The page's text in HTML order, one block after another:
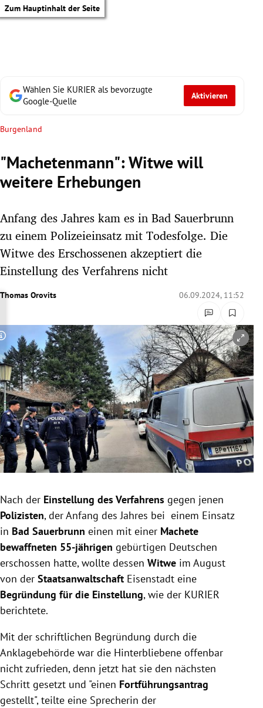
Zum Hauptinhalt der Seite
Untermenü
Untermenü
Untermenü
Untermenü
Untermenü
Untermenü
Untermenü
Untermenü
Untermenü
Wählen Sie KURIER als bevorzugte
Google-Quelle
Aktivieren
Burgenland
"Machetenmann": Witwe will
weitere Erhebungen
Anfang des Jahres kam es in Bad Sauerbrunn
zu einem Polizeieinsatz mit Todesfolge. Die
Witwe des Erschossenen akzeptiert die
Einstellung des Verfahrens nicht
Thomas Orovits 06.09.2024, 11:52
Copyright-Hinweis öffnen/schließen
Nach der Einstellung des Verfahrens gegen jenen
Polizisten, der Anfang des Jahres bei einem Einsatz
in Bad Sauerbrunn einen mit einer Machete
bewaffneten 55-jährigen gebürtigen Deutschen
erschossen hatte, wollte dessen Witwe im August
von der Staatsanwaltschaft Eisenstadt eine
Begründung für die Einstellung, wie der KURIER
berichtete.
Mit der schriftlichen Begründung durch die
Anklagebehörde war die Hinterbliebene offenbar
nicht zufrieden, denn jetzt hat sie den nächsten
Schritt gesetzt und "einen Fortführungsantrag
gestellt", teilte eine Sprecherin der